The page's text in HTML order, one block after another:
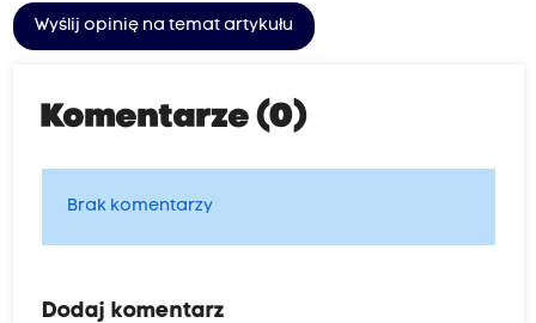
Wyślij opinię na temat artykułu
Komentarze (0)
Brak komentarzy
Dodaj komentarz